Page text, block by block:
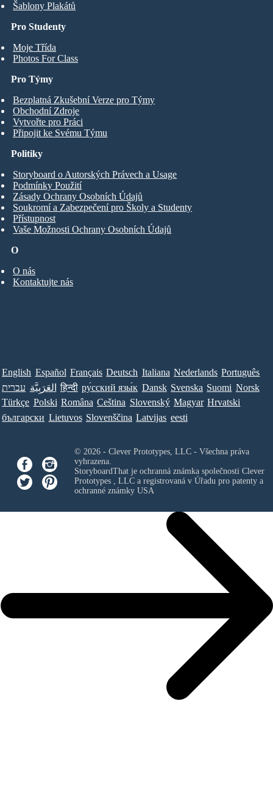
Pro Studenty
Moje Třída
Photos For Class
Šablony Plakátů
Pro Týmy
Bezplatná Zkušební Verze pro Týmy
Obchodní Zdroje
Vytvořte pro Práci
Připojit ke Svému Týmu
O
O nás
Kontaktujte nás
Politiky
Storyboard o Autorských Právech a Usage
Podmínky Použití
Zásady Ochrany Osobních Údajů
Soukromí a Zabezpečení pro Školy a Studenty
Přístupnost
Vaše Možnosti Ochrany Osobních Údajů
English Español Français Deutsch Italiana Nederlands Português
עברית العَرَبِيَّة हिन्दी ру́сский язы́к Dansk Svenska Suomi Norsk
Türkçe Polski Româna Ceština Slovenský Magyar Hrvatski
български Lietuvos Slovenščina Latvijas eesti
© 2026 - Clever Prototypes, LLC - Všechna práva
vyhrazena.
StoryboardThat je ochranná známka společnosti Clever
Prototypes , LLCa registrovaná v Úřadu pro patenty a
ochranné známky USA